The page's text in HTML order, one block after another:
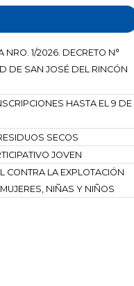
NRO. 1/2026. DECRETO N°
DE SAN JOSÉ DEL RINCÓN
HASTA EL 9 DE
SECOS
JOVEN
CONTRA LA EXPLOTACIÓN
NIÑAS Y NIÑOS